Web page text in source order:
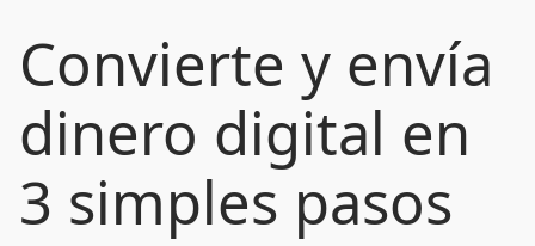
Convierte y envía
dinero digital en
3 simples pasos